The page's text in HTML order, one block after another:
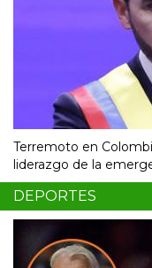
Terremoto en
liderazgo de la
DEPORTES